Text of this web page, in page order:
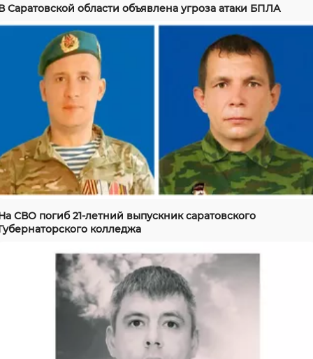
Саратовской области объявлена угроза атаки БПЛА
СВО погиб 21-летний выпускник саратовского
колледжа